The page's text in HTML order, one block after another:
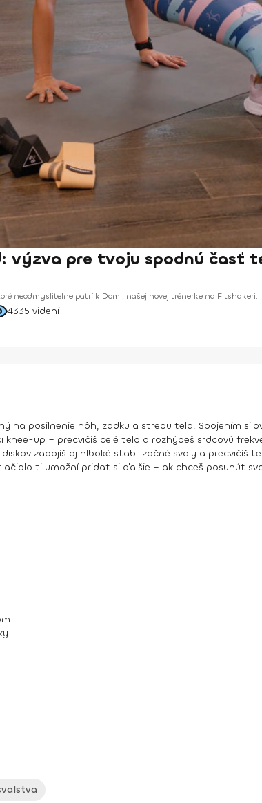
výzva pre tvoju spodnú časť
neodmysliteľne patrí k Domi, našej novej trénerke na Fitshakeri.
4335 videní
na posilnenie nôh, zadku a stredu tela. Spojením
up – precvičíš celé telo a rozhýbeš srdcovú
zapojíš aj hlboké stabilizačné svaly a precvičíš
ti umožní pridať si ďalšie – ak chceš posunúť